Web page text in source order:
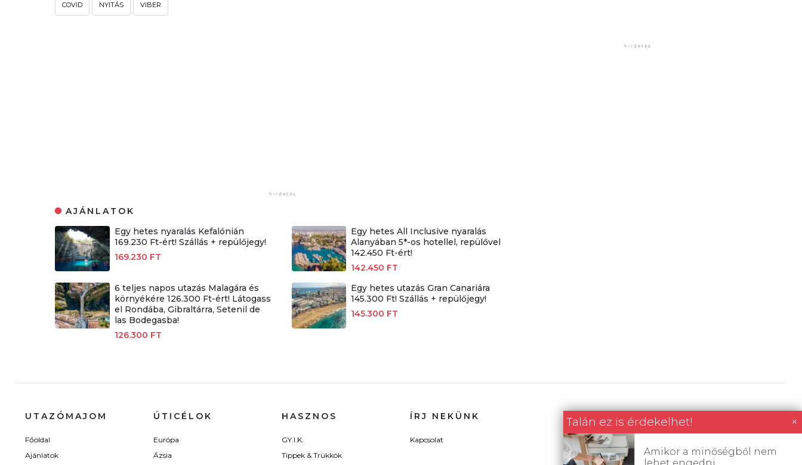
Talán ez is érdekelhet! ×
Amikor a minőségből nem
lehet engedni
COVID NYITÁS VIBER
AJÁNLATOK
Egy hetes nyaralás Kefalónián
169.230 Ft-ért! Szállás + repülőjegy!
169.230 FT
Egy hetes All Inclusive nyaralás
Alanyában 5*-os hotellel, repülővel
142.450 Ft-ért!
142.450 FT
6 teljes napos utazás Malagára és
környékére 126.300 Ft-ért! Látogass
el Rondába, Gibraltárra, Setenil de
las Bodegasba!
126.300 FT
Egy hetes utazás Gran Canariára
145.300 Ft! Szállás + repülőjegy!
145.300 FT
UTAZÓMAJOM
Főoldal
Ajánlatok
ÚTICÉLOK
Európa
Ázsia
HASZNOS
GY.I.K.
Tippek & Trükkök
ÍRJ NEKÜNK
Kapcsolat